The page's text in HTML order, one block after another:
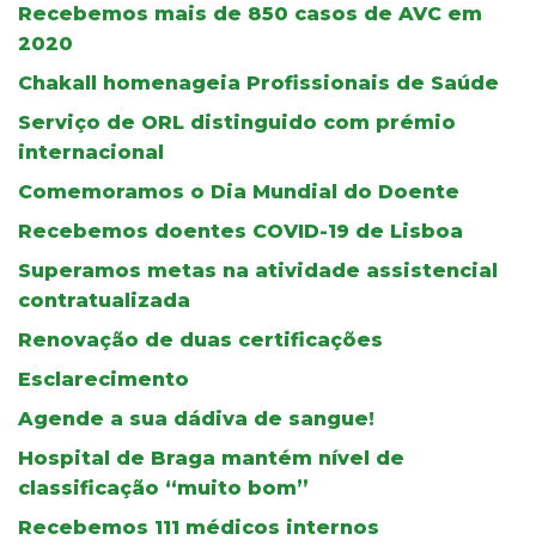
Recebemos mais de 850 casos de AVC em
2020
Chakall homenageia Profissionais de Saúde
Serviço de ORL distinguido com prémio
internacional
Comemoramos o Dia Mundial do Doente
Recebemos doentes COVID-19 de Lisboa
Superamos metas na atividade assistencial
contratualizada
Renovação de duas certificações
Esclarecimento
Agende a sua dádiva de sangue!
Hospital de Braga mantém nível de
classificação “muito bom”
Recebemos 111 médicos internos